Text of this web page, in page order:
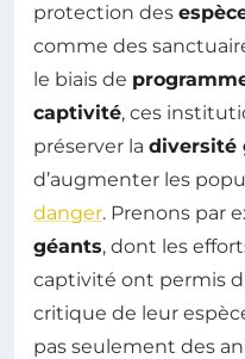
protection des
comme des
le biais de
captivité, ces
préserver la diversité
d’augmenter les
danger. Prenons par
géants, dont les
captivité ont permis
critique de leur
pas seulement des